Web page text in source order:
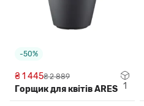
-50%
₴ 1 445₴ 2 889
Горщик для квітів ARES 1